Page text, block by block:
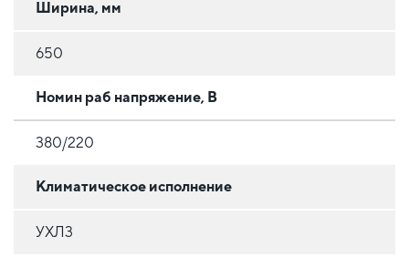
Ширина, мм
650
Номин раб напряжение, В
380/220
Климатическое исполнение
УХЛ3